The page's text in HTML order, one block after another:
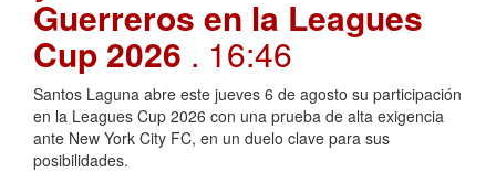
Guerreros en la Leagues
Cup 2026 . 16:46
Santos Laguna abre este jueves 6 de agosto su participación
en la Leagues Cup 2026 con una prueba de alta exigencia
ante New York City FC, en un duelo clave para sus
posibilidades.